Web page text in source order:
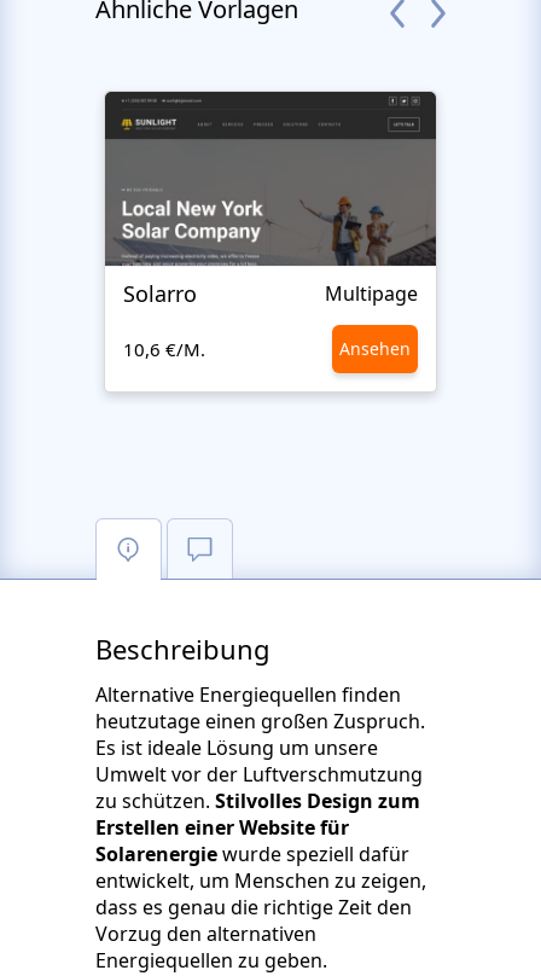
Ähnliche Vorlagen
Solarro Multipage
10,6 €/M. Ansehen
Beschreibung
Alternative Energiequellen finden
heutzutage einen großen Zuspruch.
Es ist ideale Lösung um unsere
Umwelt vor der Luftverschmutzung
zu schützen. Stilvolles Design zum
Erstellen einer Website für
Solarenergiewurde speziell dafür
entwickelt, um Menschen zu zeigen,
dass es genau die richtige Zeit den
Vorzug den alternativen
Energiequellen zu geben.